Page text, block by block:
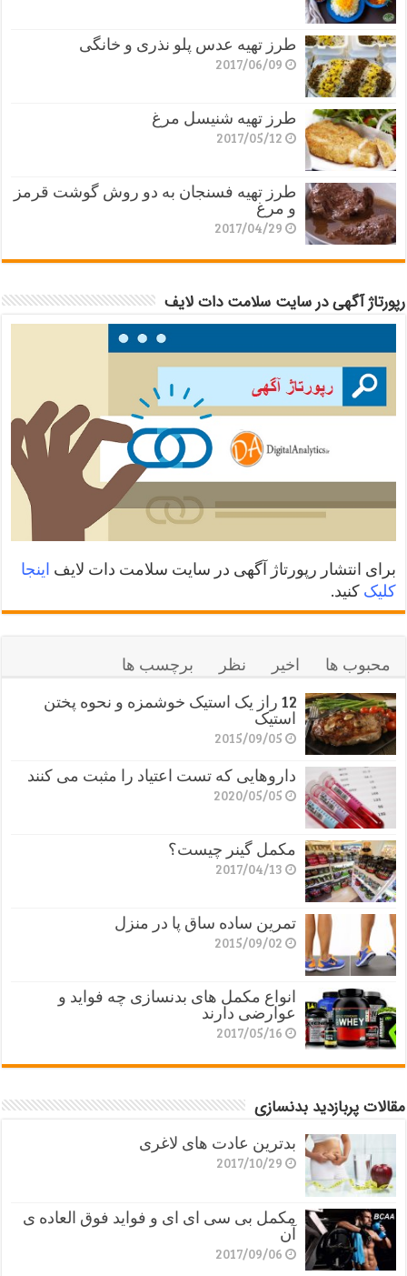
طرز تهیه عدس پلو نذری و خانگی
2017/06/09
طرز تهیه شنیسل مرغ
2017/05/12
طرز تهیه فسنجان به دو روش گوشت قرمز
و مرغ
2017/04/29
رپورتاژ آگهی در سایت سلامت دات لایف
برای انتشار رپورتاژ آگهی در سایت سلامت دات لایف اینجا
کلیک کنید.
محبوب ها اخیر نظر
برچسب ها
12 راز یک استیک خوشمزه و نحوه پختن
استیک
2015/09/05
داروهایی که تست اعتیاد را مثبت می کنند
2020/05/05
مکمل گینر چیست؟
2017/04/13
تمرین ساده ساق پا در منزل
2015/09/02
انواع مکمل های بدنسازی چه فواید و
عوارضی دارند
2017/05/16
مقالات پربازدید بدنسازی
بدترین عادت های لاغری
2017/10/29
مکمل بی سی ای ای و فواید فوق العاده ی
آن
2017/09/06